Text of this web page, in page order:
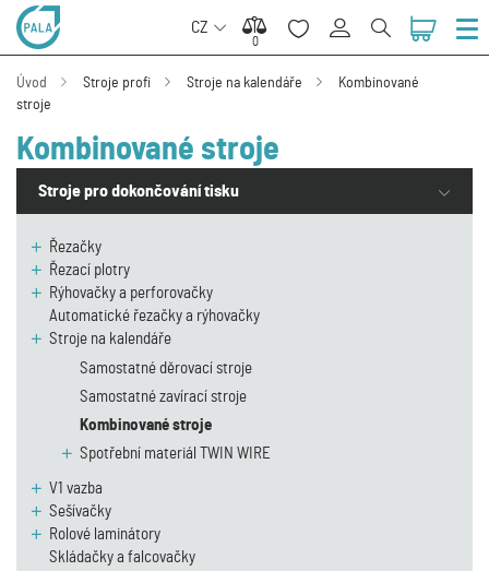
CZ
0
0
Úvod Stroje profi Stroje na kalendáře
Kombinované
stroje
Kombinované stroje
Stroje pro dokončování tisku
Řezačky
Řezací plotry
Rýhovačky a perforovačky
Automatické řezačky a rýhovačky
Stroje na kalendáře
Samostatné děrovací stroje
Samostatné zavírací stroje
Kombinované stroje
Spotřební materiál TWIN WIRE
V1 vazba
Sešívačky
Rolové laminátory
Skládačky a falcovačky